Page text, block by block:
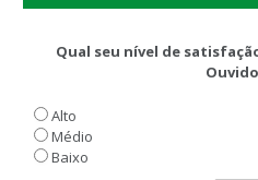
Qual seu nível de
Alto
Médio
Baixo